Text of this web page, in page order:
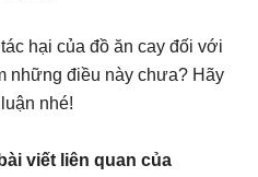
hại của đồ ăn cay đối với
những điều này chưa? Hãy
nhé!
viết liên quan của